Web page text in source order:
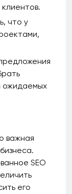
что у
ожидаемых
важная
SEO
его